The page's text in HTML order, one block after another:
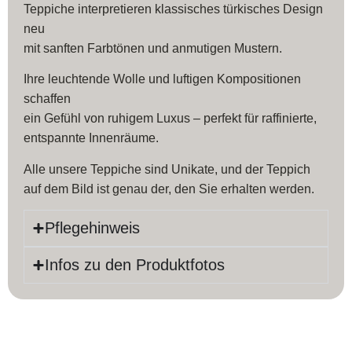
Teppiche interpretieren klassisches türkisches Design
neu
mit sanften Farbtönen und anmutigen Mustern.
Ihre leuchtende Wolle und luftigen Kompositionen
schaffen
ein Gefühl von ruhigem Luxus – perfekt für raffinierte,
entspannte Innenräume.
Alle unsere Teppiche sind Unikate, und der Teppich
auf dem Bild ist genau der, den Sie erhalten werden.
Pflegehinweis
Infos zu den Produktfotos